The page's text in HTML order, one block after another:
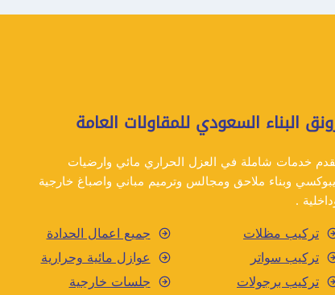
البناء السعودي للمقاولات العامة
خدمات شاملة في العزل الحراري مائي وارضيات
وبناء ملاحق ومجالس وترميم مباني واصباغ خارجية
.
تركيب مظلات
جميع اعمال الحدادة
تركيب سواتر
عوازل مائية وحرارية
تركيب برجولات
جلسات خارجية